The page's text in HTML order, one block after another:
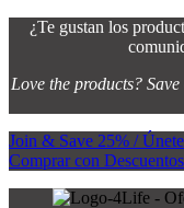
¿Te gustan los
Love the products?
Join & Save 25% /
Comprar con